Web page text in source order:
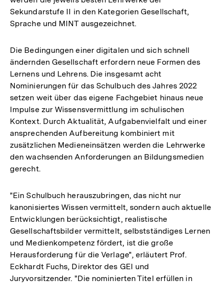
Sekundarstufe II in den Kategorien Gesellschaft,
Sprache und MINT ausgezeichnet.
Die Bedingungen einer digitalen und sich schnell
ändernden Gesellschaft erfordern neue Formen des
Lernens und Lehrens. Die insgesamt acht
Nominierungen für das Schulbuch des Jahres 2022
setzen weit über das eigene Fachgebiet hinaus neue
Impulse zur Wissensvermittlung im schulischen
Kontext. Durch Aktualität, Aufgabenvielfalt und einer
ansprechenden Aufbereitung kombiniert mit
zusätzlichen Medieneinsätzen werden die Lehrwerke
den wachsenden Anforderungen an Bildungsmedien
gerecht.
"Ein Schulbuch herauszubringen, das nicht nur
kanonisiertes Wissen vermittelt, sondern auch aktuelle
Entwicklungen berücksichtigt, realistische
Gesellschaftsbilder vermittelt, selbstständiges Lernen
und Medienkompetenz fördert, ist die große
Herausforderung für die Verlage", erläutert Prof.
Eckhardt Fuchs, Direktor des GEI und
Juryvorsitzender. "Die nominierten Titel erfüllen in